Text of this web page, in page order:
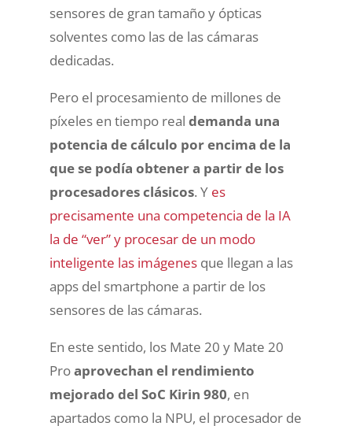
sensores de gran tamaño y ópticas
solventes como las de las cámaras
dedicadas.
Pero el procesamiento de millones de
píxeles en tiempo real demanda una
potencia de cálculo por encima de la
que se podía obtener a partir de los
procesadores clásicos. Y es
precisamente una competencia de la IA
la de “ver” y procesar de un modo
inteligente las imágenesque llegan a las
apps del smartphone a partir de los
sensores de las cámaras.
En este sentido, los Mate 20 y Mate 20
Proaprovechan el rendimiento
mejorado del SoC Kirin 980, en
apartados como la NPU, el procesador de